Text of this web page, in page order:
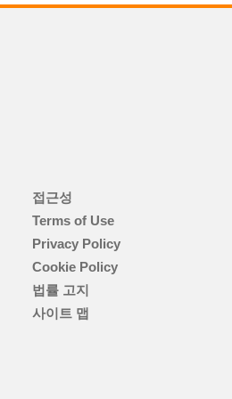
접근성
Terms of Use
Privacy Policy
Cookie Policy
법률 고지
사이트 맵